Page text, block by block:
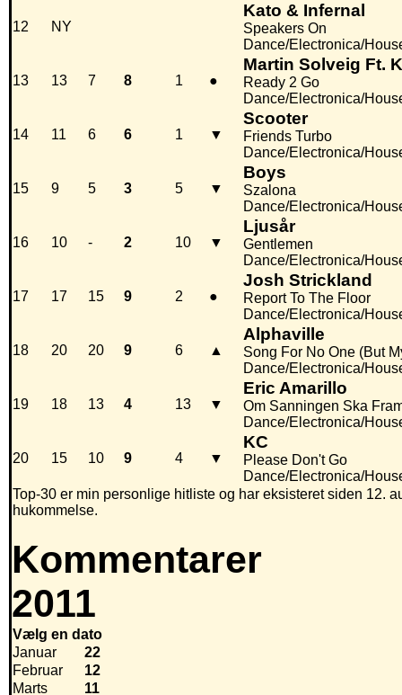
12 NY
Kato & Infernal
Speakers On
Dance/Electronica/
13 13 7 8 1 ●
Martin Solveig Ft.
Ready 2 Go
Dance/Electronica/
14 11 6 6 1 ▼
Scooter
Friends Turbo
Dance/Electronica/
15 9 5 3 5 ▼
Boys
Szalona
Dance/Electronica/
16 10 - 2 10 ▼
Ljusår
Gentlemen
Dance/Electronica/
17 17 15 9 2 ●
Josh Strickland
Report To The Floor
Dance/Electronica/
18 20 20 9 6 ▲
Alphaville
Song For No One (But
Dance/Electronica/
19 18 13 4 13 ▼
Eric Amarillo
Om Sanningen Ska
Dance/Electronica/
20 15 10 9 4 ▼
KC
Please Don't Go
Dance/Electronica/
Top-30 er min personlige hitliste og har eksisteret siden 12.
hukommelse.
Kommentarer
2011
Vælg en dato
Januar
22
Februar
12
Marts
11